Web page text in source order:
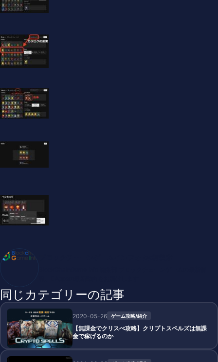
同じカテゴリーの記事
2020-05-26 ゲーム攻略/紹介
【無課金でクリスぺ攻略】クリプトスペルズは無課
金で稼げるのか